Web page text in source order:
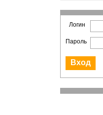
Логин
Пароль